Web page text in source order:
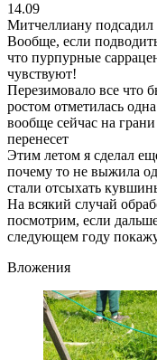
14.09
Митчеллиану подсадил
Вообще, если
что пурпурные
чувствуют!
Перезимовало все что
ростом отметилась
вообще сейчас на
перенесет
Этим летом я сделал
почему то не выжила
стали отсыхать
На всякий случай
посмотрим, если
следующем году
Вложения